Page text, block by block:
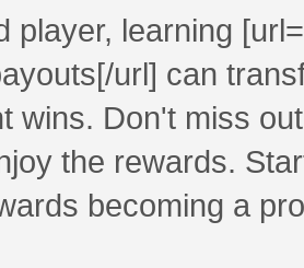
player, learning [url=
url] can
wins. Don't miss
the rewards.
becoming a